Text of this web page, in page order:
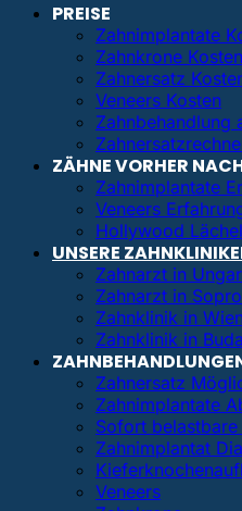
PREISE
Zahnimplantate
Zahnkrone Kosten
Zahnersatz
Veneers Kosten
Zahnbehandlung
ZÄHNE VORHER
Zahnimplantate
Veneers
Hollywood
UNSERE
Zahnarzt in
Zahnarzt in
Zahnklinik in
Zahnklinik in
Zahnersatz
Zahnimplantate
Sofort
Zahnimplantat
Veneers